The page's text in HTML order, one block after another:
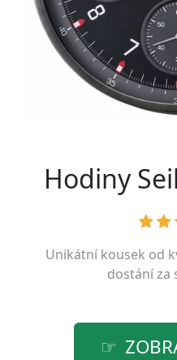
Hodiny
Unikátní kousek od
dostání za